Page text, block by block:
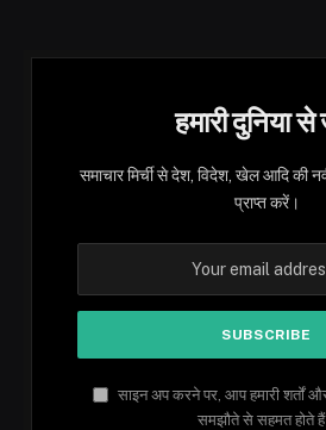
हमारी दुनिया
समाचार मिर्ची से देश, विदेश, खेल आदि की
प्राप्त करें।
साइन अप करने पर, आप हमारी शर्तों
समझौते से सहमत होते